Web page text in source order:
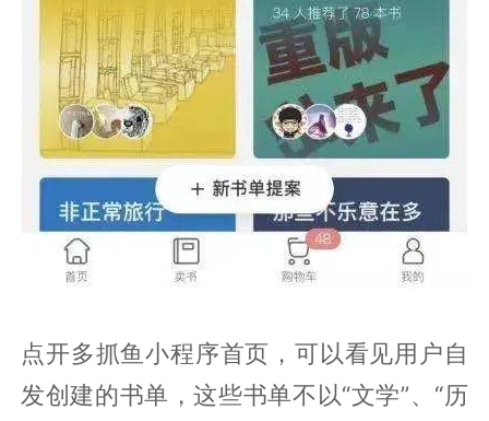
点开多抓鱼小程序首页，可以看见用户自
发创建的书单，这些书单不以“文学”、“历